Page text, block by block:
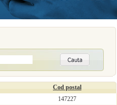
Cod postal
147227